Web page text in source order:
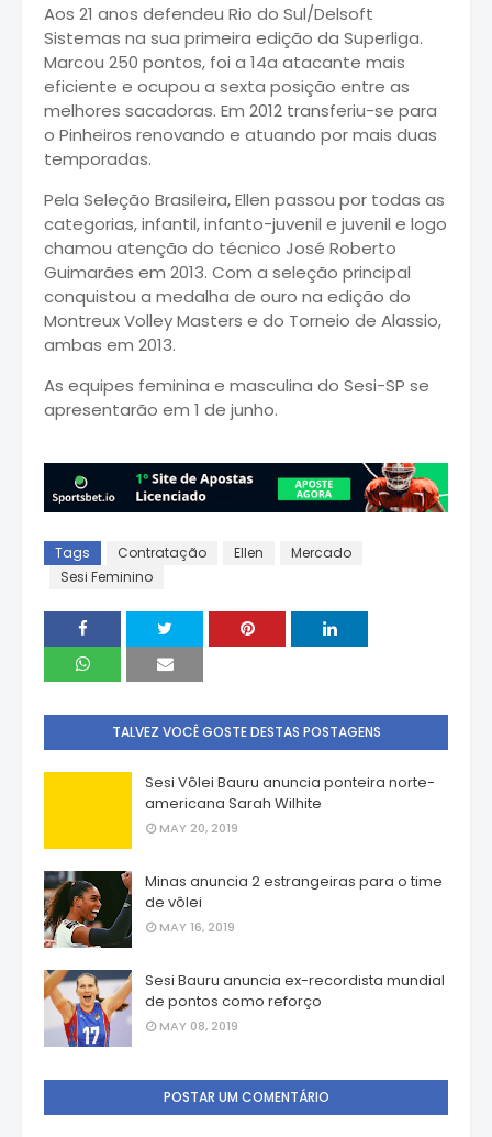
Aos 21 anos defendeu Rio do Sul/Delsoft
Sistemas na sua primeira edição da Superliga.
Marcou 250 pontos, foi a 14a atacante mais
eficiente e ocupou a sexta posição entre as
melhores sacadoras. Em 2012 transferiu-se para
o Pinheiros renovando e atuando por mais duas
temporadas.
Pela Seleção Brasileira, Ellen passou por todas as
categorias, infantil, infanto-juvenil e juvenil e logo
chamou atenção do técnico José Roberto
Guimarães em 2013. Com a seleção principal
conquistou a medalha de ouro na edição do
Montreux Volley Masters e do Torneio de Alassio,
ambas em 2013.
As equipes feminina e masculina do Sesi-SP se
apresentarão em 1 de junho.
Tags Contratação Ellen
Mercado
Sesi Feminino
TALVEZ VOCÊ GOSTE DESTAS POSTAGENS
Sesi Vôlei Bauru anuncia ponteira norte-
americana Sarah Wilhite
MAY 20, 2019
Minas anuncia 2 estrangeiras para o time
de vôlei
MAY 16, 2019
Sesi Bauru anuncia ex-recordista mundial
de pontos como reforço
MAY 08, 2019
POSTAR UM COMENTÁRIO